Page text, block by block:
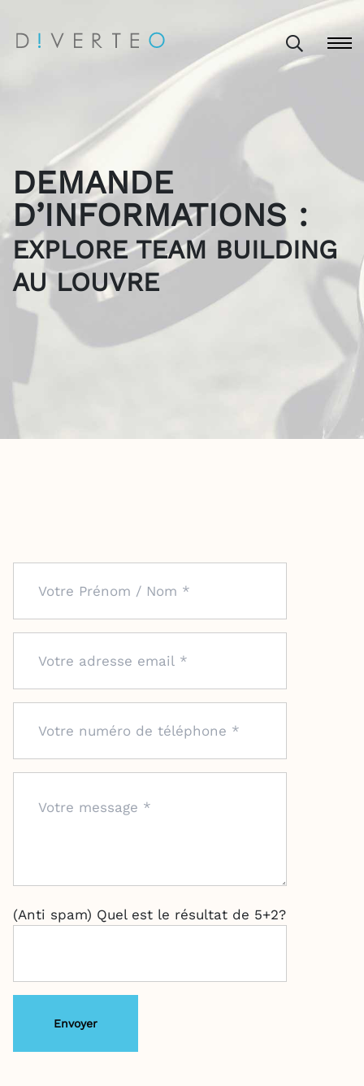
DEMANDE
D’INFORMATIONS :
EXPLORE TEAM BUILDING
AU LOUVRE
(Anti spam) Quel est le résultat de 5+2?